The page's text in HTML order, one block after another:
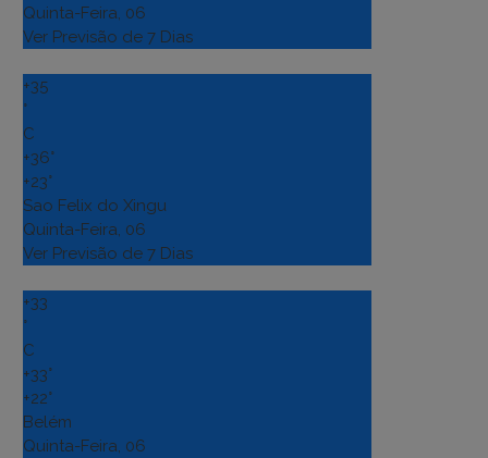
Quinta-Feira, 06
Ver Previsão de 7 Dias
+35
°
C
+36°
+23°
Sao Felix do Xingu
Quinta-Feira, 06
Ver Previsão de 7 Dias
+33
°
C
+33°
+22°
Belém
Quinta-Feira, 06